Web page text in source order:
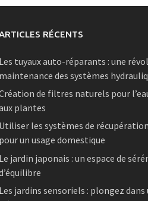
RÉCENTS
Les tuyaux auto-réparants : une
maintenance des systèmes
de filtres naturels pour
plantes
Utiliser les systèmes de récupération
pour un usage domestique
Le jardin japonais : un espace de
Les jardins sensoriels : plongez dans